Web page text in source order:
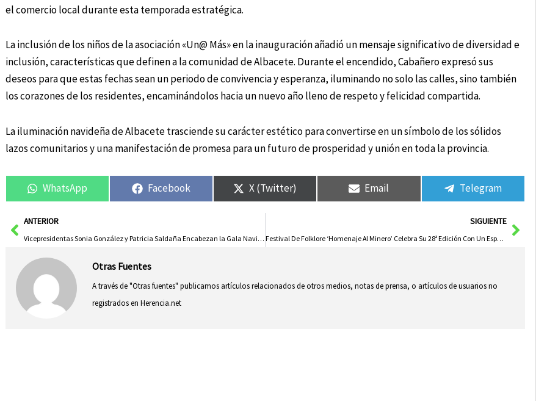
el comercio local durante esta temporada estratégica.
La inclusión de los niños de la asociación «Un@ Más» en la inauguración añadió un mensaje significativo de diversidad e
inclusión, características que definen a la comunidad de Albacete. Durante el encendido, Cabañero expresó sus
deseos para que estas fechas sean un periodo de convivencia y esperanza, iluminando no solo las calles, sino también
los corazones de los residentes, encaminándolos hacia un nuevo año lleno de respeto y felicidad compartida.
La iluminación navideña de Albacete trasciende su carácter estético para convertirse en un símbolo de los sólidos
lazos comunitarios y una manifestación de promesa para un futuro de prosperidad y unión en toda la provincia.
WhatsApp Facebook X (Twitter) Email Telegram
AntANTERIOR
Vicepresidentas Sonia González y Patricia Saldaña Encabezan la Gala Navideña en Ciudad Real
SIGUIENTE
Festival De Folklore ‘Homenaje Al Minero’ Celebra Su 28ª Edición Con Un Espectáculo Vibrante Y Lleno De Brillo
Otras Fuentes
A través de "Otras fuentes" publicamos artículos relacionados de otros medios, notas de prensa, o artículos de usuarios no
registrados en Herencia.net